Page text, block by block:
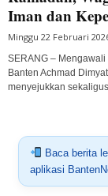
Iman dan
Minggu 22 Februari
SERANG –
Banten Achmad
menyejukkan
Baca berita
aplikasi